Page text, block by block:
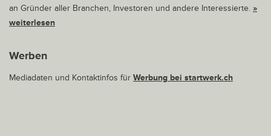
an Gründer aller Branchen, Investoren und andere Interessierte. »
weiterlesen
Werben
Mediadaten und Kontaktinfos für Werbung bei startwerk.ch